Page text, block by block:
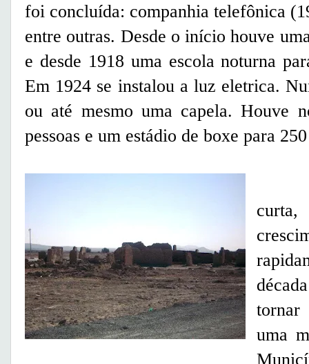
foi concluída: companhia telefônica
entre outras. Desde o início houve
e desde 1918 uma escola noturna
Em 1924 se instalou a luz eletrica.
ou até mesmo uma capela. Houve
pessoas e um estádio de boxe para
tornar
uma